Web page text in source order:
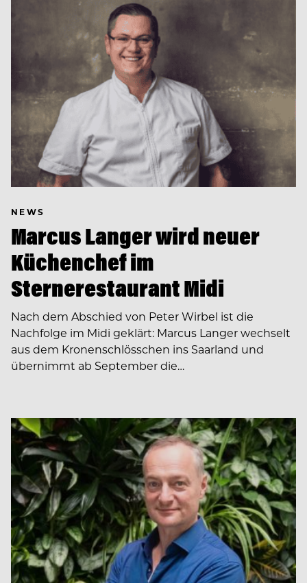
NEWS
Marcus Langer wird neuer
Küchenchef im
Sternerestaurant Midi
Nach dem Abschied von Peter Wirbel ist die
Nachfolge im Midi geklärt: Marcus Langer wechselt
aus dem Kronenschlösschen ins Saarland und
übernimmt ab September die…